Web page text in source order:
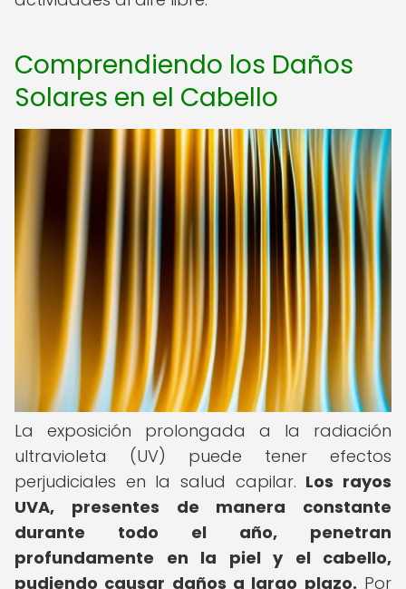
Comprendiendo los Daños
Solares en el Cabello
La exposición prolongada a la radiación
ultravioleta (UV) puede tener efectos
perjudiciales en la salud capilar. Los rayos
UVA, presentes de manera constante
durante todo el año, penetran
profundamente en la piel y el cabello,
pudiendo causar daños a largo plazo. Por